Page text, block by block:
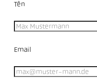
Tên
Email